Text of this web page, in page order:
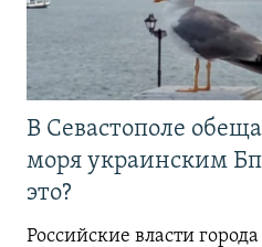
В Севастополе
моря украинским
это?
Российские власти